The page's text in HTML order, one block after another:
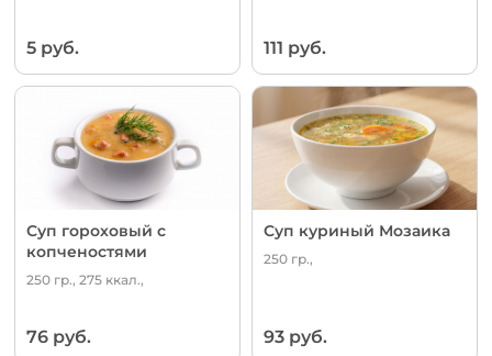
5 руб. 111 руб.
Суп гороховый с
копченостями
250 гр., 275 ккал.,
76 руб.
Суп куриный Мозаика
250 гр.,
93 руб.